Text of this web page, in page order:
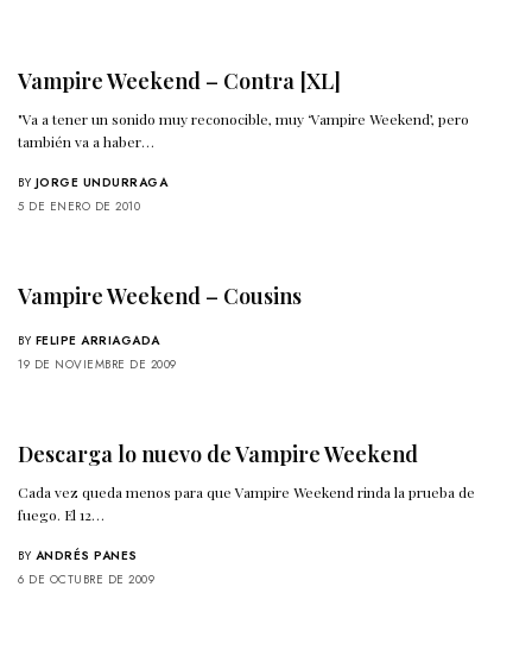
Vampire Weekend – Contra [XL]
"Va a tener un sonido muy reconocible, muy ‘Vampire Weekend’, pero
también va a haber…
BY JORGE UNDURRAGA
5 DE ENERO DE 2010
Vampire Weekend – Cousins
BY FELIPE ARRIAGADA
19 DE NOVIEMBRE DE 2009
Descarga lo nuevo de Vampire Weekend
Cada vez queda menos para que Vampire Weekend rinda la prueba de
fuego. El 12…
BY ANDRÉS PANES
6 DE OCTUBRE DE 2009